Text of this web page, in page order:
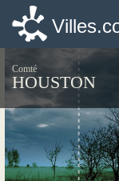
Comté
HOUSTON